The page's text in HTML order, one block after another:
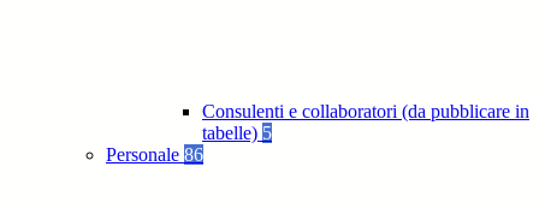
Consulenti e collaboratori (da pubblicare in
tabelle) 5
Personale 86